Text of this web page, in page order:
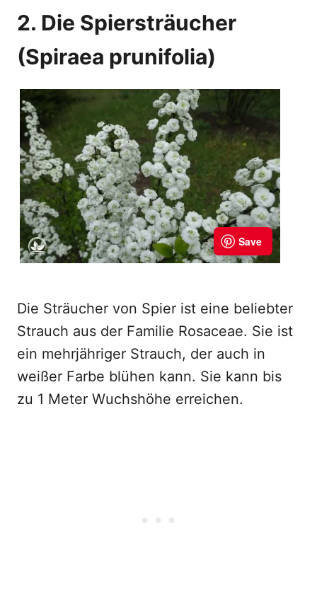
2. Die Spiersträucher
(Spiraea prunifolia)
Die Sträucher von Spier ist eine beliebter
Strauch aus der Familie Rosaceae. Sie ist
ein mehrjähriger Strauch, der auch in
weißer Farbe blühen kann. Sie kann bis
zu 1 Meter Wuchshöhe erreichen.